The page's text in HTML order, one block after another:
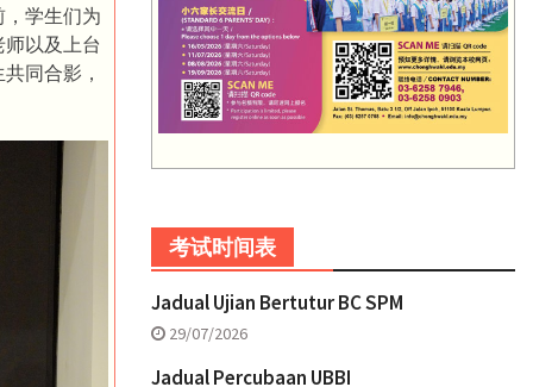
学生们为
以及上台
同合影，
考试时间表
Jadual Ujian Bertutur BC SPM
29/07/2026
Jadual Percubaan UBBI